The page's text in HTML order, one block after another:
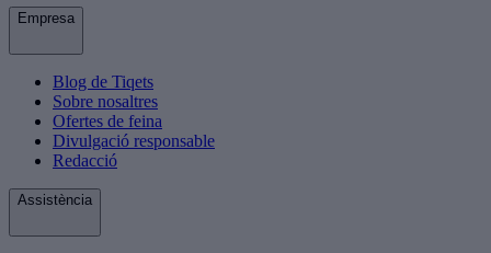
Empresa
Blog de Tiqets
Sobre nosaltres
Ofertes de feina
Divulgació responsable
Redacció
Assistència